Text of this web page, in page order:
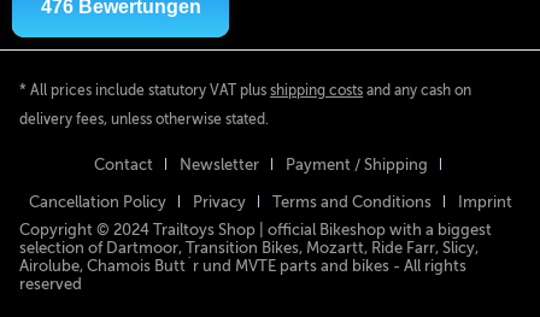
* All prices include statutory VAT plus shipping costs and any cash on
delivery fees, unless otherwise stated.
Contact Newsletter Payment / Shipping
Cancellation Policy Privacy Terms and Conditions
Imprint
Copyright © 2024 Trailtoys Shop | official Bikeshop with a biggest
selection of Dartmoor, Transition Bikes, Mozartt, Ride Farr, Slicy,
Airolube, Chamois Butt´r und MVTE parts and bikes - All rights
reserved